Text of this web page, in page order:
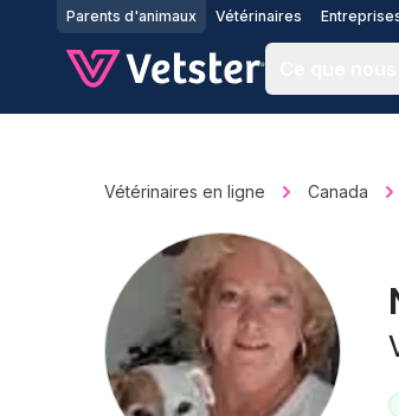
Jump to main content
Parents d'animaux Vétérinaires
Vétérinaires en ligne Canada